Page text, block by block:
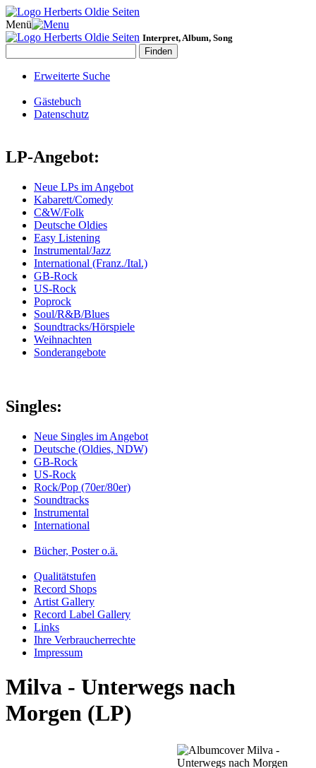
Menü
Interpret, Album, Song
Erweiterte Suche
Gästebuch
Datenschutz
LP-Angebot:
Neue LPs im Angebot
Kabarett/Comedy
C&W/Folk
Deutsche Oldies
Easy Listening
Instrumental/Jazz
International (Franz./Ital.)
GB-Rock
US-Rock
Poprock
Soul/R&B/Blues
Soundtracks/Hörspiele
Weihnachten
Sonderangebote
Singles:
Neue Singles im Angebot
Deutsche (Oldies, NDW)
GB-Rock
US-Rock
Rock/Pop (70er/80er)
Soundtracks
Instrumental
International
Bücher, Poster o.ä.
Qualitätstufen
Record Shops
Artist Gallery
Record Label Gallery
Links
Ihre Verbraucherrechte
Impressum
Milva - Unterwegs nach
Morgen (LP)